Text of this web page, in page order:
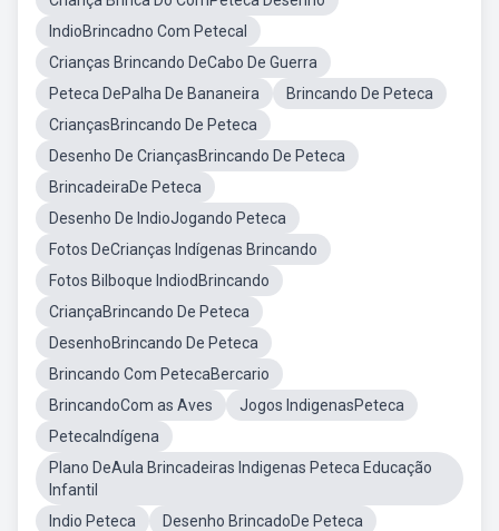
IndioBrincadno Com Petecal
Crianças Brincando DeCabo De Guerra
Peteca DePalha De Bananeira
Brincando De Peteca
CriançasBrincando De Peteca
Desenho De CriançasBrincando De Peteca
BrincadeiraDe Peteca
Desenho De IndioJogando Peteca
Fotos DeCrianças Indígenas Brincando
Fotos Bilboque IndiodBrincando
CriançaBrincando De Peteca
DesenhoBrincando De Peteca
Brincando Com PetecaBercario
BrincandoCom as Aves
Jogos IndigenasPeteca
PetecaIndígena
Plano DeAula Brincadeiras Indigenas Peteca Educação
Infantil
Indio Peteca
Desenho BrincadoDe Peteca